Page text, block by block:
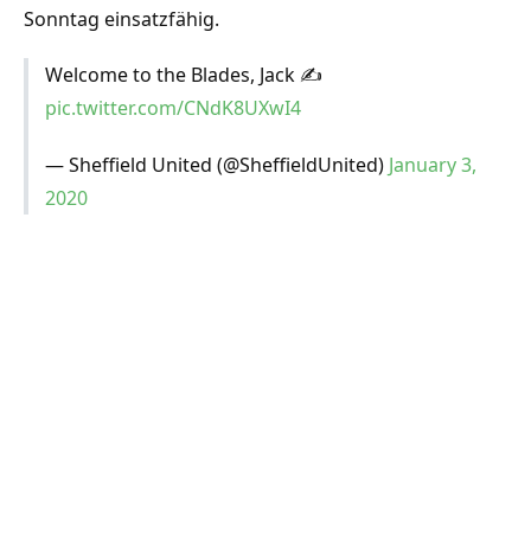
Sonntag einsatzfähig.
Welcome to the Blades, Jack ✍️
pic.twitter.com/CNdK8UXwI4
— Sheffield United (@SheffieldUnited) January 3,
2020